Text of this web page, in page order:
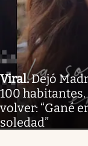
Viral.Dejó
100
volver: “Gané
soledad”